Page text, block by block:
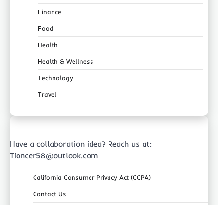
Finance
Food
Health
Health & Wellness
Technology
Travel
Have a collaboration idea? Reach us at:
Tioncer58@outlook.com
California Consumer Privacy Act (CCPA)
Contact Us